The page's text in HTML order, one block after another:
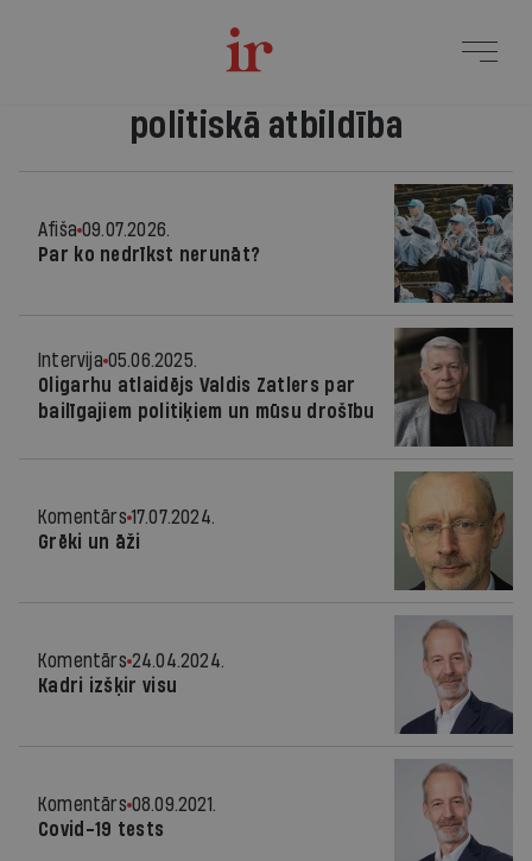
politiskā atbildība
Afiša 09.07.2026.
Par ko nedrīkst nerunāt?
Intervija 05.06.2025.
Oligarhu atlaidējs Valdis Zatlers par
bailīgajiem politiķiem un mūsu drošību
Komentārs 17.07.2024.
Grēki un āži
Komentārs 24.04.2024.
Kadri izšķir visu
Komentārs 08.09.2021.
Covid-19 tests